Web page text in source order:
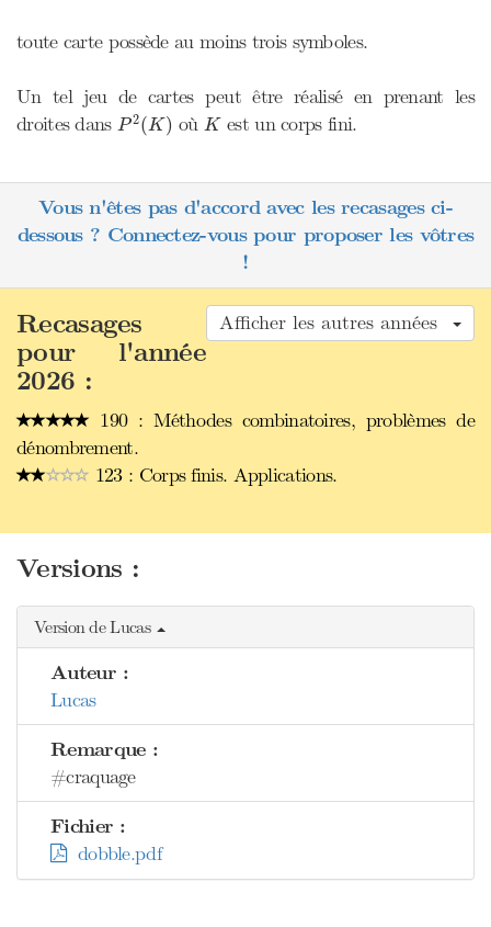
toute carte possède au moins trois symboles.
Un tel jeu de cartes peut être réalisé en prenant les
droites dans P 2(K)
P2 ( K) oùK
Kest un corps fini.
Vous n'êtes pas d'accord avec les recasages ci-
dessous ? Connectez-vous pour proposer les vôtres
!
Afficher les autres années
Recasages
pour l'année
2026 :
190 : Méthodes combinatoires, problèmes de
dénombrement.
123 : Corps finis. Applications.
Versions :
Version de Lucas
Auteur :
Lucas
Remarque :
#craquage
Fichier :
dobble.pdf